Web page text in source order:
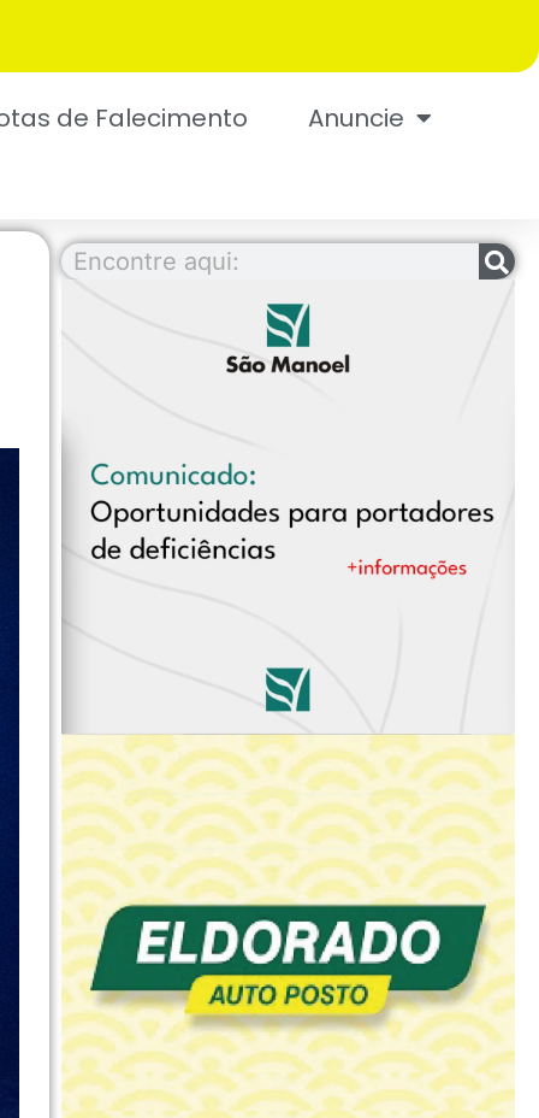
de Falecimento Anuncie